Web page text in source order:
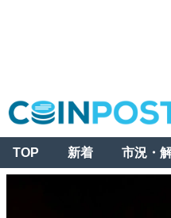
TOP 新着 市況・